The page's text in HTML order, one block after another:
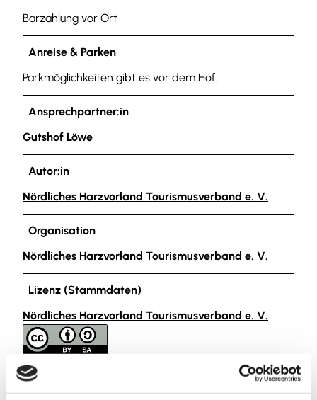
Barzahlung vor Ort
Anreise & Parken
Parkmöglichkeiten gibt es vor dem Hof.
Ansprechpartner:in
Gutshof Löwe
Autor:in
Nördliches Harzvorland Tourismusverband e. V.
Organisation
Nördliches Harzvorland Tourismusverband e. V.
Lizenz (Stammdaten)
Nördliches Harzvorland Tourismusverband e. V.